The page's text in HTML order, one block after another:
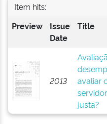
Item hits:
Preview
Issue
Date
Title
2013
avaliar
justa?